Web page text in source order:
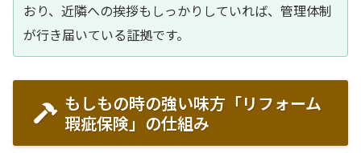
おり、近隣への挨拶もしっかりしていれば、管理体制
が行き届いている証拠です。
もしもの時の強い味方「リフォーム
瑕疵保険」の仕組み